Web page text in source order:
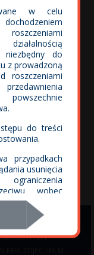
w celu
do
z prowadzoną
roszczeniami
do treści
przypadkach
usunięcia
wobec
prawo do
zgody
Łostowice ma
Osiedle
dla singli,
oferowane przez
wysoki standard
taras albo ogródek.
o takim
Osiedle Wolne
w Trójmieście w
okolice cieszą się